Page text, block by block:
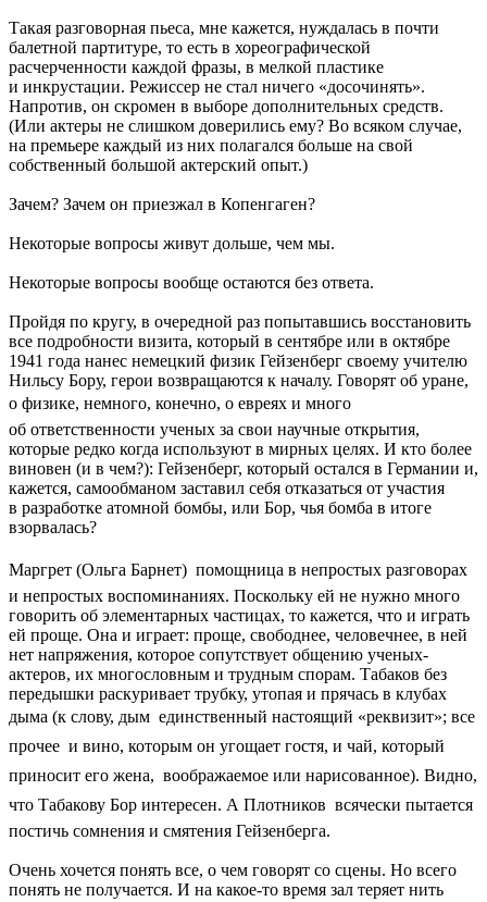
Такая разговорная пьеса, мне кажется, нуждалась в почти
балетной партитуре, то есть в хореографической
расчерченности каждой фразы, в мелкой пластике
и инкрустации. Режиссер не стал ничего «досочинять».
Напротив, он скромен в выборе дополнительных средств.
(Или актеры не слишком доверились ему? Во всяком случае,
на премьере каждый из них полагался больше на свой
собственный большой актерский опыт.)
Зачем? Зачем он приезжал в Копенгаген?
Некоторые вопросы живут дольше, чем мы.
Некоторые вопросы вообще остаются без ответа.
Пройдя по кругу, в очередной раз попытавшись восстановить
все подробности визита, который в сентябре или в октябре
1941 года нанес немецкий физик Гейзенберг своему учителю
Нильсу Бору, герои возвращаются к началу. Говорят об уране,
о физике, немного, конечно, о евреях и много 
об ответственности ученых за свои научные открытия,
которые редко когда используют в мирных целях. И кто более
виновен (и в чем?): Гейзенберг, который остался в Германии и,
кажется, самообманом заставил себя отказаться от участия
в разработке атомной бомбы, или Бор, чья бомба в итоге
взорвалась?
Маргрет (Ольга Барнет)  помощница в непростых разговорах
и непростых воспоминаниях. Поскольку ей не нужно много
говорить об элементарных частицах, то кажется, что и играть
ей проще. Она и играет: проще, свободнее, человечнее, в ней
нет напряжения, которое сопутствует общению ученых-
актеров, их многословным и трудным спорам. Табаков без
передышки раскуривает трубку, утопая и прячась в клубах
дыма (к слову, дым  единственный настоящий «реквизит»; все
прочее  и вино, которым он угощает гостя, и чай, который
приносит его жена,  воображаемое или нарисованное). Видно,
что Табакову Бор интересен. А Плотников  всячески пытается
постичь сомнения и смятения Гейзенберга.
Очень хочется понять все, о чем говорят со сцены. Но всего
понять не получается. И на какое-то время зал теряет нить